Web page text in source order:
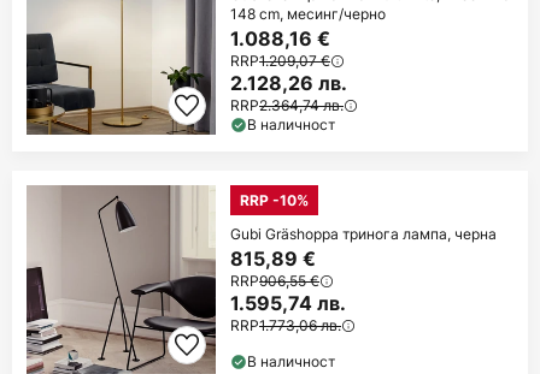
148 cm, месинг/черно
1.088,16 €
RRP1.209,07 €
2.128,26 лв.
RRP2.364,74 лв.
В наличност
RRP -10%
Gubi Gräshoppa тринога лампа, черна
815,89 €
RRP906,55 €
1.595,74 лв.
RRP1.773,06 лв.
В наличност